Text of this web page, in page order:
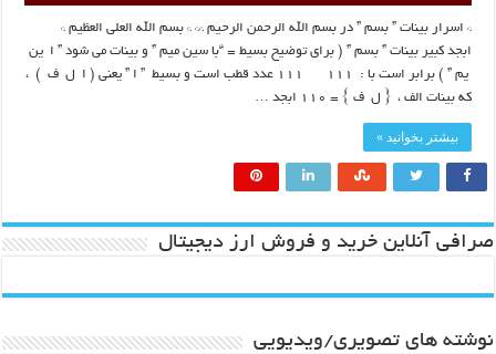
* اسرار بینات ” بسم ” در بسم الله الرحمن الرحیم ** * بسم الله العلی العظیم *
ابجد کبیر بینات ” بسم ” ( برای توضیح بسیط = “با سین میم ” و بینات می شود ” ا ین
یم ” ) برابر است با : 111 111 عدد قطب است و بسیط ” ا ” یعنی ( ا ل ف ) ،
که بینات الف ، { ل ف } = ۱۱۰ ابجد …
بیشتر بخوانید »
صرافی آنلاین خرید و فروش ارز دیجیتال
نوشته های تصویری/ویدیویی